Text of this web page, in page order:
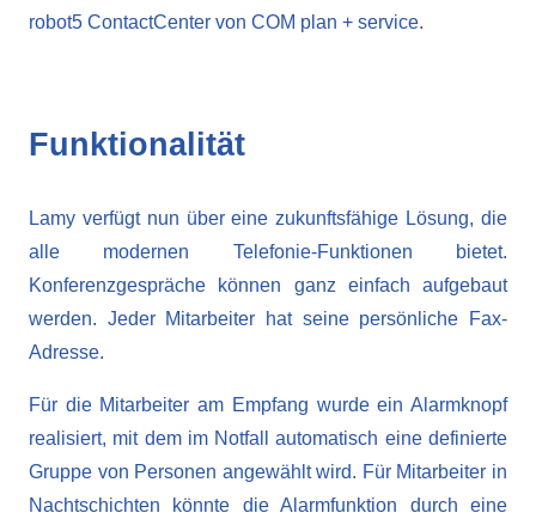
robot5 ContactCenter von COM plan + service.
Funktionalität
Lamy verfügt nun über eine zukunftsfähige Lösung, die
alle modernen Telefonie-Funktionen bietet.
Konferenzgespräche können ganz einfach aufgebaut
werden. Jeder Mitarbeiter hat seine persönliche Fax-
Adresse.
Für die Mitarbeiter am Empfang wurde ein Alarmknopf
realisiert, mit dem im Notfall automatisch eine definierte
Gruppe von Personen angewählt wird. Für Mitarbeiter in
Nachtschichten könnte die Alarmfunktion durch eine